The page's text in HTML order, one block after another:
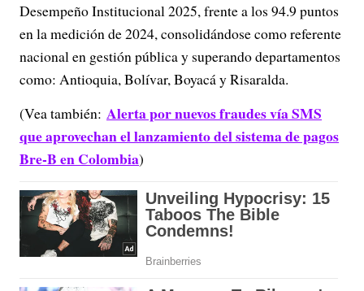
Desempeño Institucional 2025, frente a los 94.9 puntos
en la medición de 2024, consolidándose como referente
nacional en gestión pública y superando departamentos
como: Antioquia, Bolívar, Boyacá y Risaralda.
(Vea también: Alerta por nuevos fraudes vía SMS
que aprovechan el lanzamiento del sistema de pagos
Bre-B en Colombia)